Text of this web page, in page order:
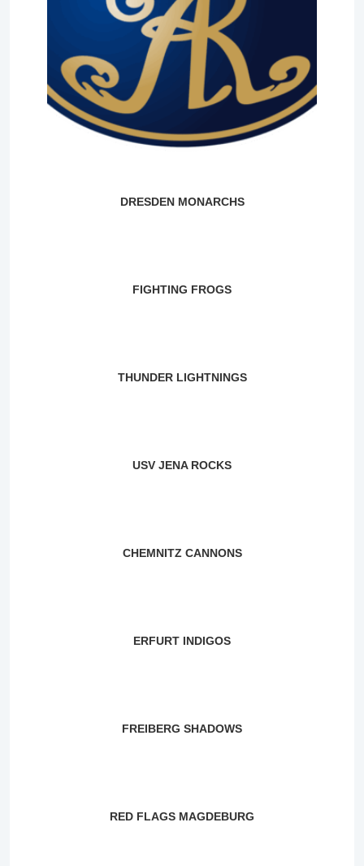
DRESDEN MONARCHS
FIGHTING FROGS
THUNDER LIGHTNINGS
USV JENA ROCKS
CHEMNITZ CANNONS
ERFURT INDIGOS
FREIBERG SHADOWS
RED FLAGS MAGDEBURG